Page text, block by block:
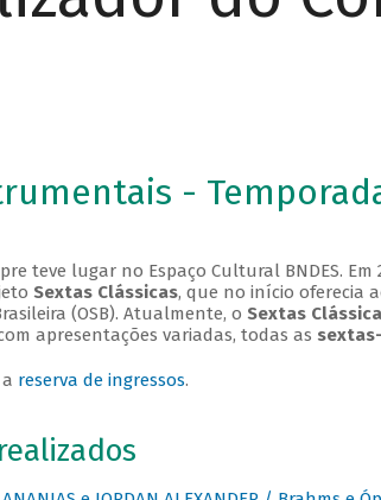
-
teve lugar no Espaço Cultural BNDES.
Sextas Clássicas, que no início oferecia
(OSB). Atualmente, o Sextas
apresentações variadas, todas as
reserva de ingressos.